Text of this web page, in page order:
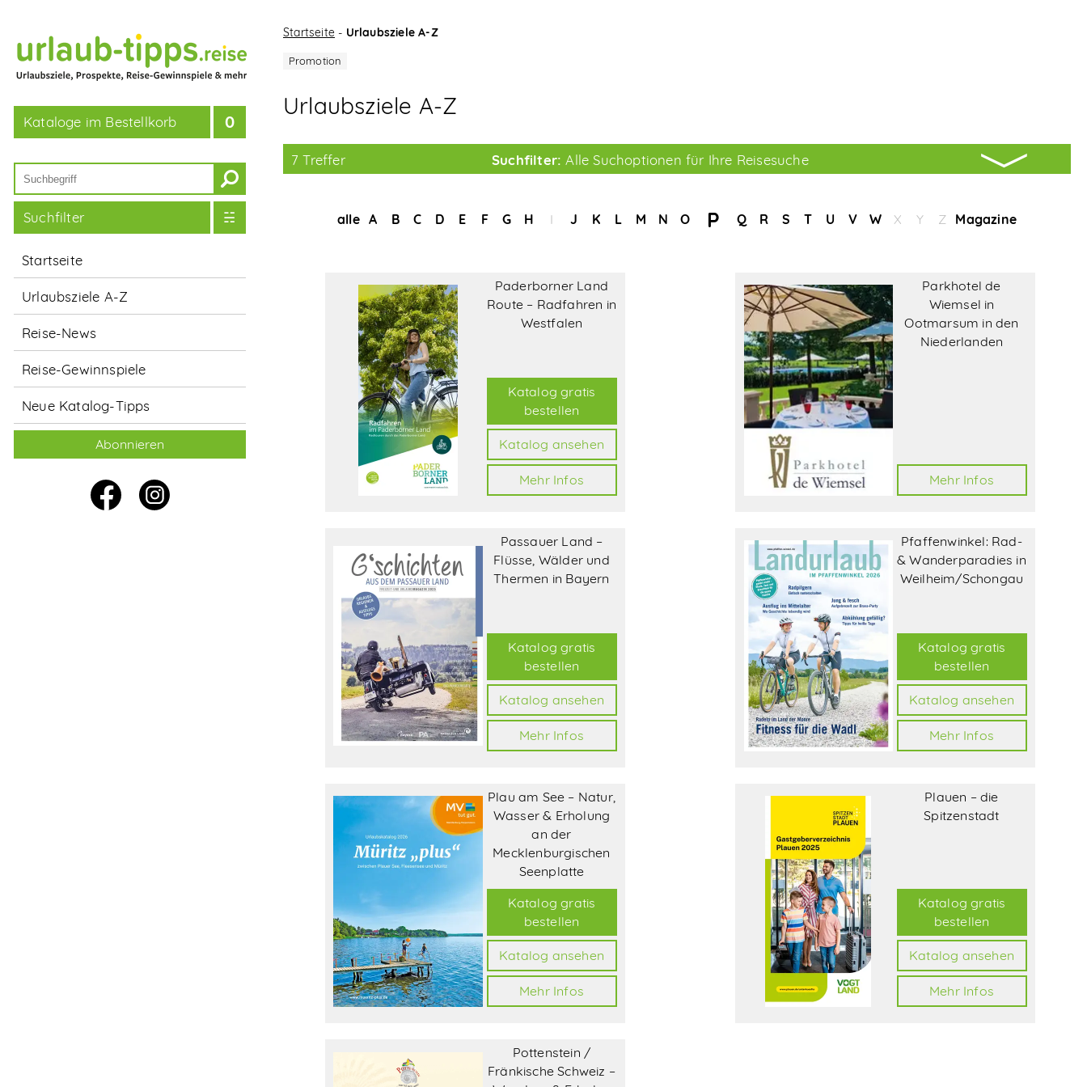
Kataloge im Bestellkorb
Suchfilter
Startseite
Urlaubsziele A-Z
Reise-News
Reise-Gewinnspiele
Neue Katalog-Tipps
Abonnieren
Startseite - Urlaubsziele A-Z
Urlaubsziele A-Z
7 Treffer Suchfilter: Alle Suchoptionen für Ihre Reisesuche
alle A B C D E F G H I J K L M N O P Q R S T U V W X Y Z Magazine
Paderborner Land
Route – Radfahren in
Westfalen
Katalog gratis
bestellen
Katalog ansehen
Mehr Infos
Parkhotel de
Wiemsel in
Ootmarsum in den
Niederlanden
Mehr Infos
Passauer Land –
Flüsse, Wälder und
Thermen in Bayern
Katalog gratis
bestellen
Katalog ansehen
Mehr Infos
Pfaffenwinkel: Rad-
& Wanderparadies in
Weilheim/Schongau
Katalog gratis
bestellen
Katalog ansehen
Mehr Infos
Plau am See – Natur,
Wasser & Erholung
an der
Mecklenburgischen
Seenplatte
Katalog gratis
bestellen
Katalog ansehen
Mehr Infos
Plauen – die
Spitzenstadt
Katalog gratis
bestellen
Katalog ansehen
Mehr Infos
Pottenstein /
Fränkische Schweiz –